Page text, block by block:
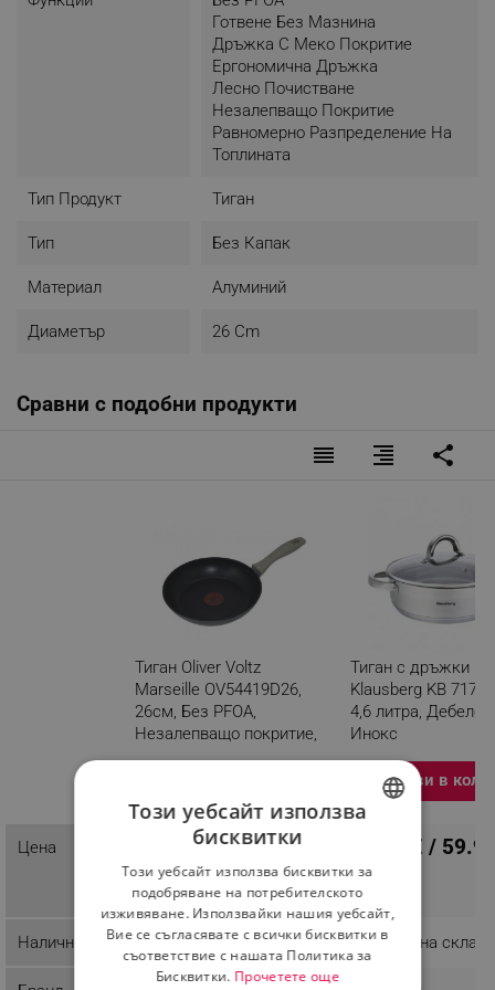
Готвене Без Мазнина
Дръжка С Меко Покритие
Ергономична Дръжка
Лесно Почистване
Незалепващо Покритие
Равномерно Разпределение На
Топлината
Тип Продукт Тиган
Тип Без Капак
Материал Алуминий
Диаметър 26 Cm
Сравни с подобни продукти
reorder format_align_right share
Тиган Oliver Voltz
Marseille OV54419D26,
26см, Без PFOA,
Незалепващо покритие,
Топлинен сензор,
Разглеждате този
продукт
Тиган с дръжки и
Klausberg KB
4,6 литра, Дебело
Инокс
Добави в
Цена 20.95 € / 40.97 лв. 30.67 € /
Наличност Последни бройки Налично на склад
ROMANIAN
Този уебсайт използва
бисквитки
Този уебсайт използва бисквитки за
подобряване на потребителското
изживяване. Използвайки нашия уебсайт,
Вие се съгласявате с всички бисквитки в
съответствие с нашата Политика за
Бисквитки. Прочетете още